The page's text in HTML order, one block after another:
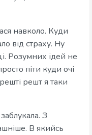
навколо. Куди
від страху. Ну
Розумних ідей не
піти куди очі
решт я таки
З
В якийсь